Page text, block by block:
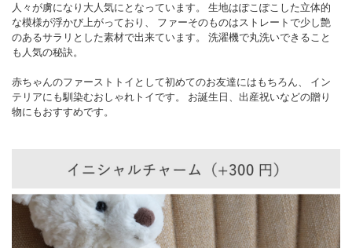
人々が虜になり大人気にとなっています。 生地はぽこぽこした立体的
な模様が浮かび上がっており、 ファーそのものはストレートで少し艶
のあるサラリとした素材で出来ています。 洗濯機で丸洗いできること
も人気の秘訣。
赤ちゃんのファーストトイとして初めてのお友達にはもちろん、 イン
テリアにも馴染むおしゃれトイです。 お誕生日、出産祝いなどの贈り
物にもおすすめです。